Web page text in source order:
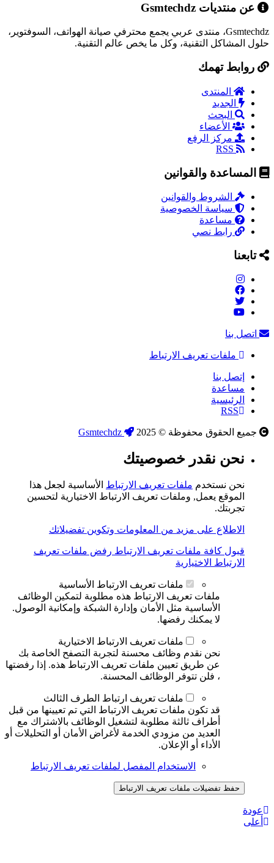
عن منتديات Gsmtechdz
Gsmtechdz، منتدى عربي يجمع محترفي صيانة الهواتف، السوفتوير،
المشاكل التقنية، وكل ما يخص عالم التقنية.
روابط تهمك
المنتدى
الجديد
البحث
الأعضاء
مركز الرفع
المساعدة والقوانين
الشروط والقوانين
سياسة الخصوصية
مساعدة
رابط نصي
تابعنا
اتصل بنا
ملفات تعريف الارتباط
إتصل بنا
مساعدة
الرئيسية
RSS
جميع الحقوق محفوظة © 2025 Gsmtechdz
نحن نقدر خصوصيتك
نحن نستخدمملفات تعريف الارتباطالأساسية لجعل هذا
الموقع يعمل, وملفات تعريف الارتباط الاختيارية لتحسين
تجربتك.
الاطلاع على مزيد من المعلومات وتكوين تفضيلاتك
قبول كافة ملفات تعريف الارتباطرفض ملفات تعريف
الارتباط الاختيارية
ملفات تعريف الارتباط الأساسية
ملفات تعريف الارتباط هذه مطلوبة لتمكين الوظائف
الأساسية مثل الأمان وإدارة الشبكة وإمكانية الوصول.
لا يمكنك رفضها.
ملفات تعريف الارتباط الاختيارية
نحن نقدم وظائف محسنة لتجربة التصفح الخاصة بك
عن طريق تعيين ملفات تعريف الارتباط هذه. إذا رفضتها
، فلن تتوفر الوظائف المحسنة.
ملفات تعريف ارتباط الطرف الثالث
قد تكون ملفات تعريف الارتباط التي تم تعيينها من قبل
أطراف ثالثة مطلوبة لتشغيل الوظائف بالاشتراك مع
العديد من مزودي الخدمة لأغراض الأمان أو التحليلات أو
الأداء أو الإعلان.
الاستخدام المفصل لملفات تعريف الارتباط
حفظ تفضيلات ملفات تعريف الارتباط